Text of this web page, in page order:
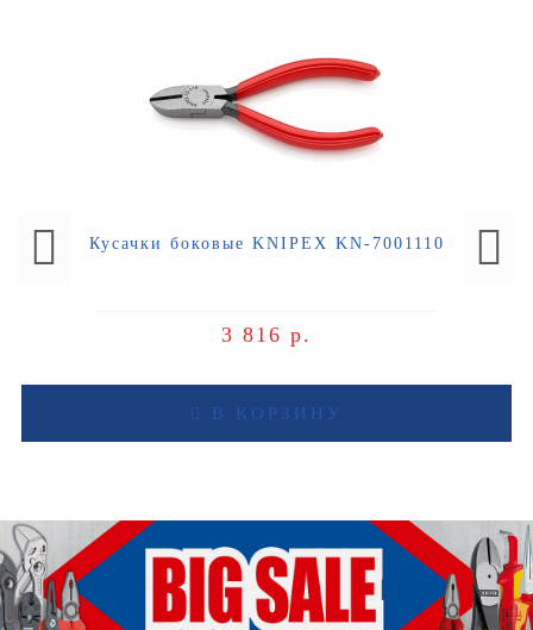
Кусачки боковые KNIPEX KN-7001110
3 816 р.
В КОРЗИНУ